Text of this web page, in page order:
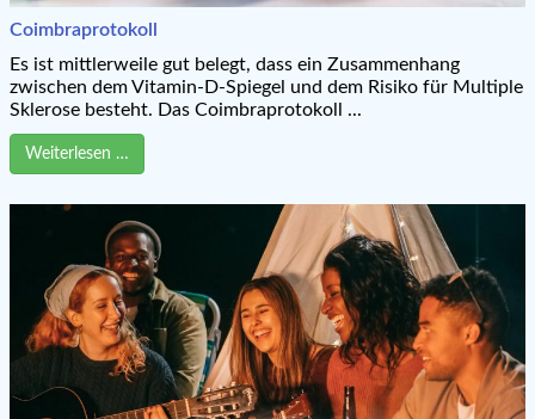
Coimbraprotokoll
Es ist mittlerweile gut belegt, dass ein Zusammenhang
zwischen dem Vitamin-D-Spiegel und dem Risiko für Multiple
Sklerose besteht. Das Coimbraprotokoll ...
Weiterlesen …